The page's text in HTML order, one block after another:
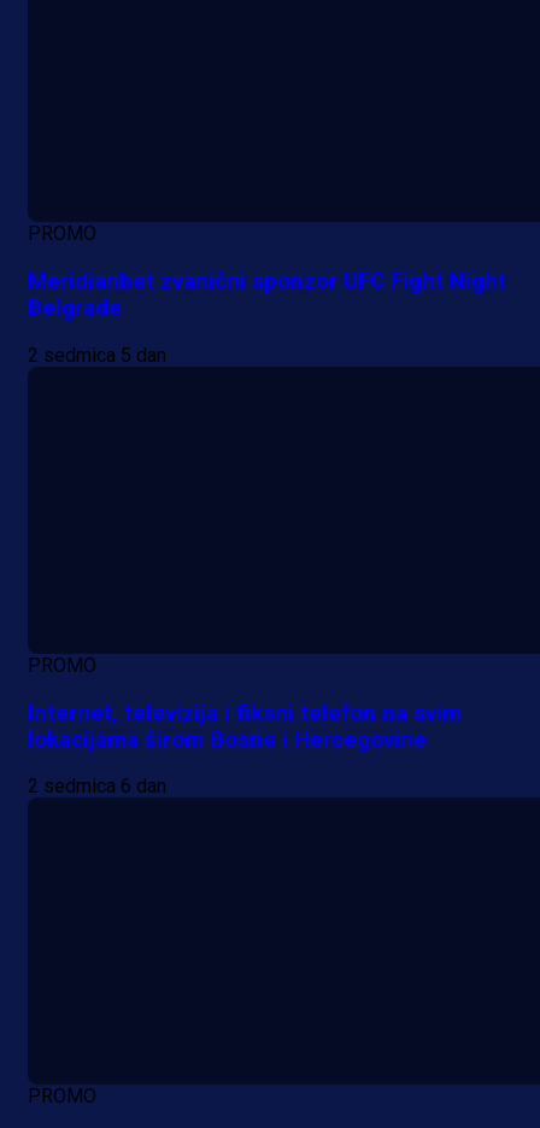
PROMO
Meridianbet zvanični sponzor UFC Fight Night
Belgrade
2 sedmica 5 dan
PROMO
Internet, televizija i fiksni telefon na svim
lokacijama širom Bosne i Hercegovine
2 sedmica 6 dan
PROMO